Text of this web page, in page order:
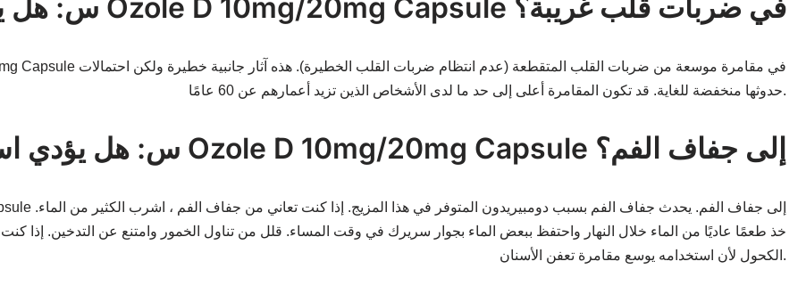
س: هل يمكن أن يتسبب استخدام Ozole D 10mg/20mg Capsule في ضربات قلب غريبة؟
حدوثها منخفضة للغاية. قد تكون المقامرة أعلى إلى حد ما لدى الأشخاص الذين تزيد أعمارهم عن 60 عامًا.
س: هل يؤدي استخدام Ozole D 10mg/20mg Capsule إلى جفاف الفم؟
خذ طعمًا عاديًا من الماء خلال النهار واحتفظ ببعض الماء بجوار سريرك في وقت المساء. قلل من تناول الخمور وامتنع عن التدخين. إذا
الكحول لأن استخدامه يوسع مقامرة تعفن الأسنان.